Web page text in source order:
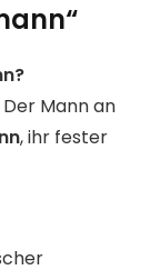
Mann an
, ihr fester